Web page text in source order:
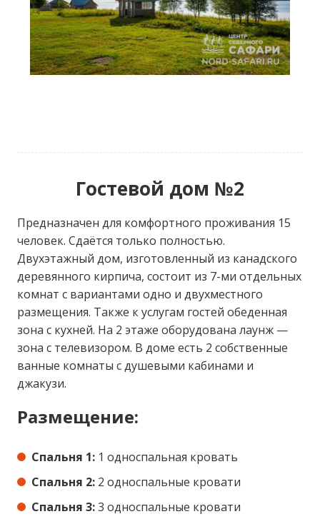
Гостевой дом №2
Предназначен для комфортного проживания 15
человек. Сдаётся только полностью.
Двухэтажный дом, изготовленный из канадского
деревянного кирпича, состоит из 7-ми отдельных
комнат с вариантами одно и двухместного
размещения. Также к услугам гостей обеденная
зона с кухней. На 2 этаже оборудована лаунж —
зона с телевизором. В доме есть 2 собственные
ванные комнаты с душевыми кабинами и
джакузи.
Размещение:
Спальня 1: 1 односпальная кровать
Спальня 2: 2 односпальные кровати
Спальня 3:3 односпальные кровати